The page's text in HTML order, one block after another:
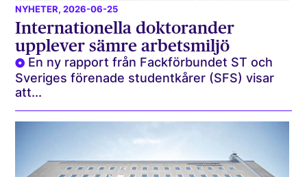
NYHETER, 2026-06-25
Internationella doktorander
upplever sämre arbetsmiljö
En ny rapport från Fackförbundet ST och
Sveriges förenade studentkårer (SFS) visar
att...